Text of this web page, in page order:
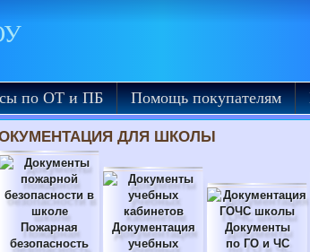
по ОТ и ПБ Помощь покупателям
ДЛЯ ШКОЛЫ
Пожарная
безопасность
Документация
учебных
Документы
по ГО и ЧС